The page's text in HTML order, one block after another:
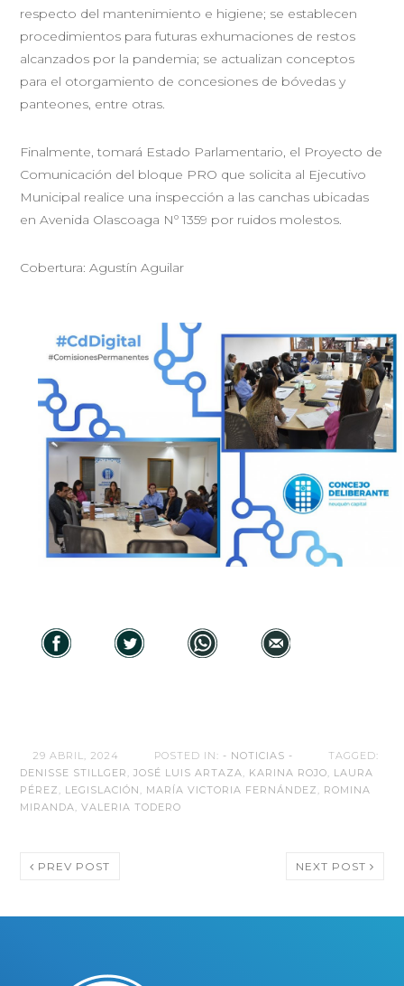
respecto del mantenimiento e higiene; se establecen
procedimientos para futuras exhumaciones de restos
alcanzados por la pandemia; se actualizan conceptos
para el otorgamiento de concesiones de bóvedas y
panteones, entre otras.
Finalmente, tomará Estado Parlamentario, el Proyecto de
Comunicación del bloque PRO que solicita al Ejecutivo
Municipal realice una inspección a las canchas ubicadas
en Avenida Olascoaga Nº 1359 por ruidos molestos.
Cobertura: Agustín Aguilar
29 ABRIL, 2024 POSTED IN: - NOTICIAS -
TAGGED:
DENISSE STILLGER ,JOSÉ LUIS ARTAZA, KARINA ROJO, LAURA
PÉREZ , LEGISLACIÓN , MARÍA VICTORIA FERNÁNDEZ , ROMINA
MIRANDA,VALERIA TODERO
PREV POST NEXT POST